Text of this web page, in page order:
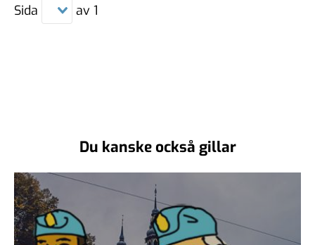
Sida av 1
Du kanske också gillar